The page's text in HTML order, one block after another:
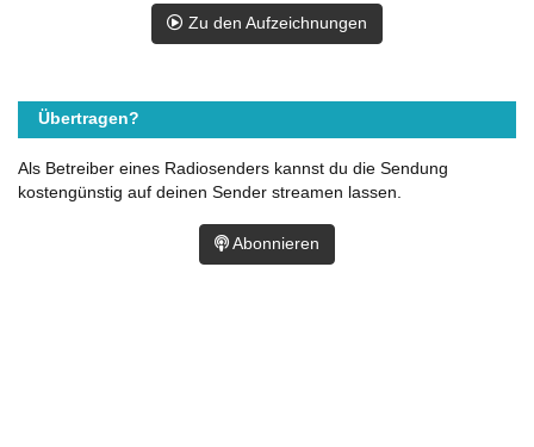
Zu den Aufzeichnungen
Übertragen?
Als Betreiber eines Radiosenders kannst du die Sendung
kostengünstig auf deinen Sender streamen lassen.
Abonnieren